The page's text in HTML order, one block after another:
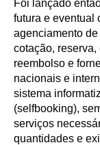
Foi lançado
futura e eventual
agenciamento
cotação,
reembolso e
nacionais e
sistema
(selfbooking),
serviços
quantidades e